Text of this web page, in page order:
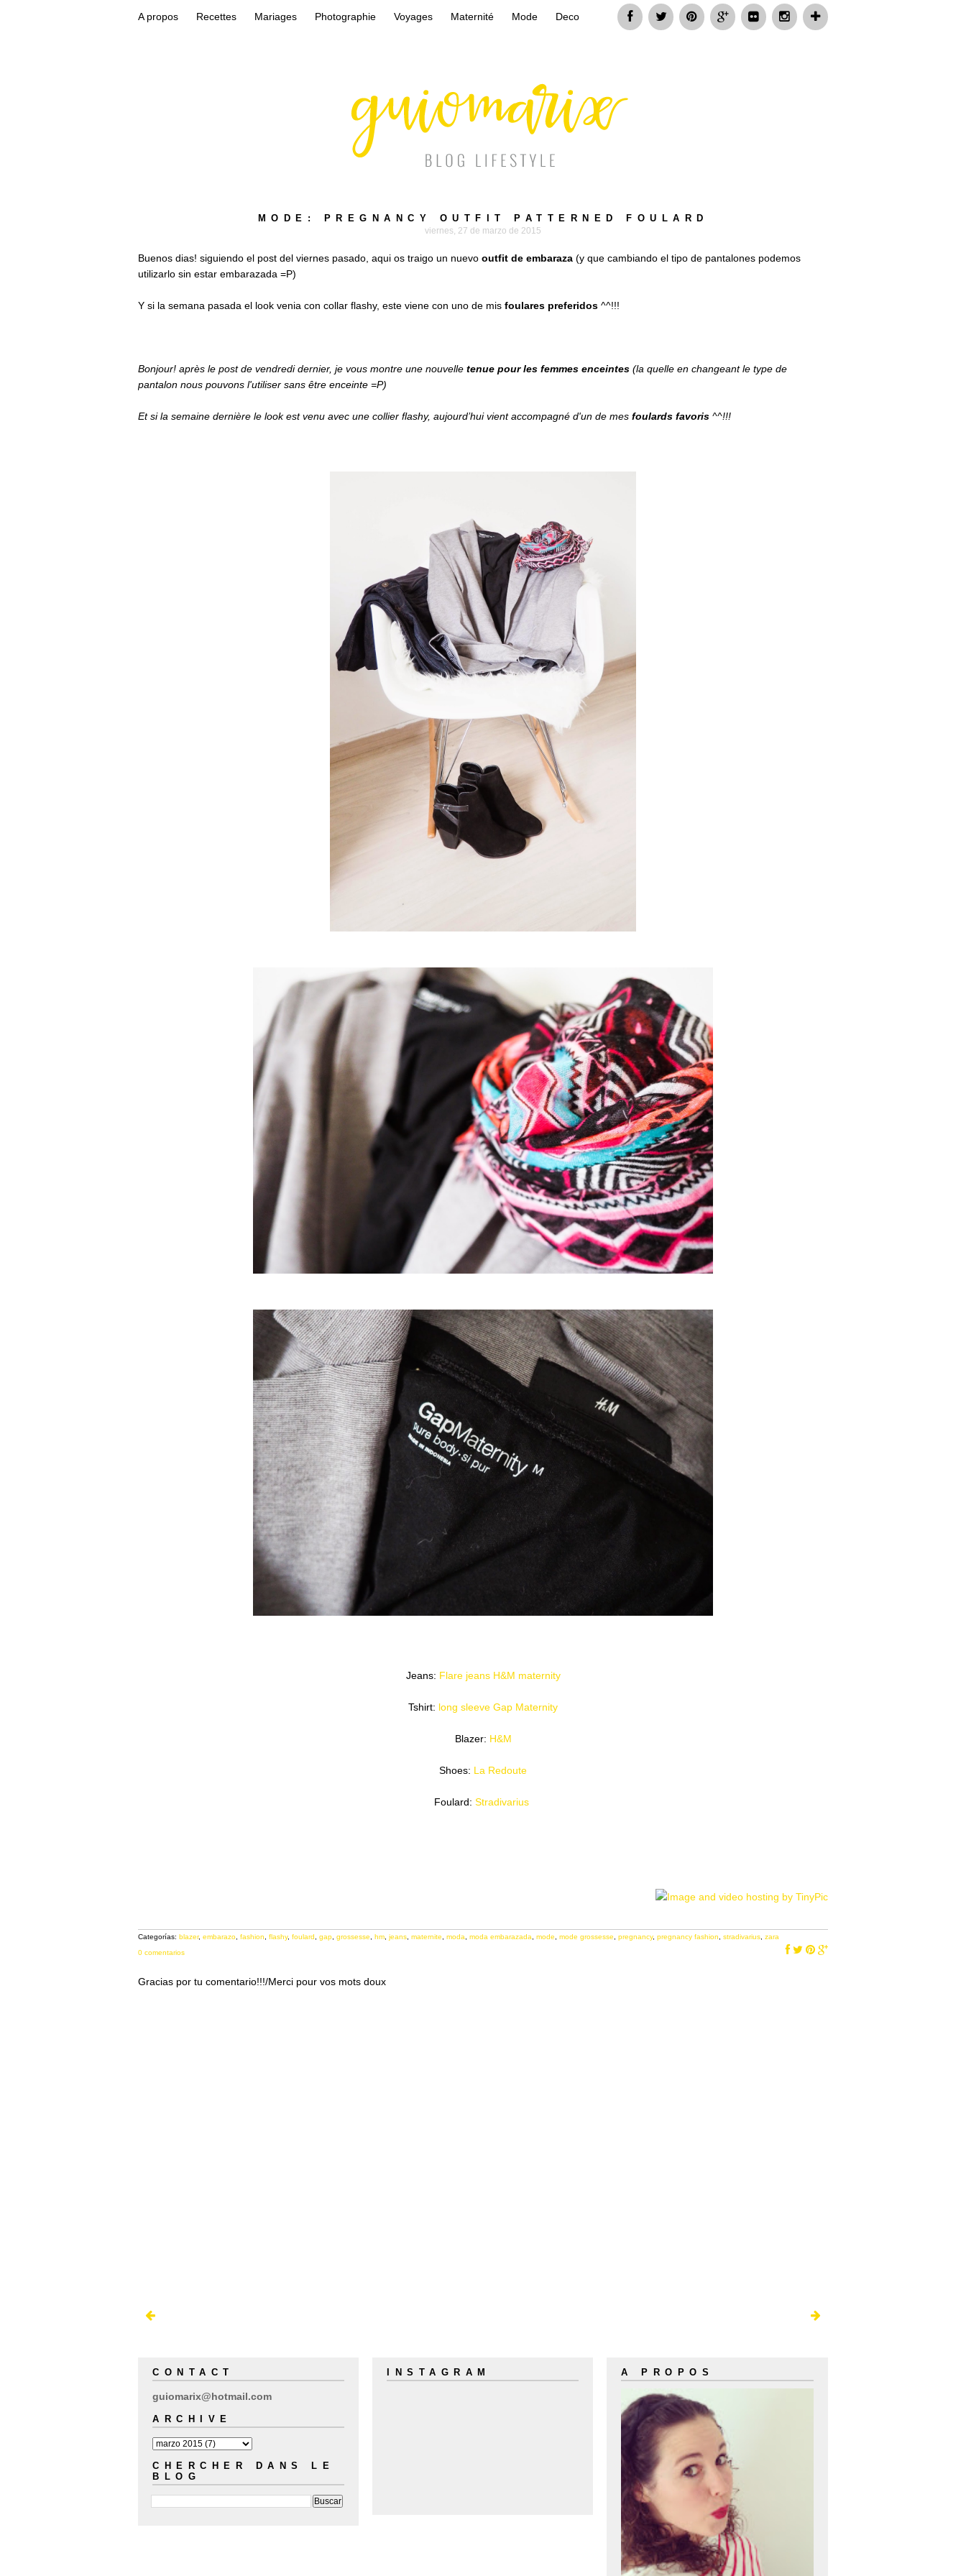
A propos Recettes Mariages Photographie Voyages Maternité Mode Deco
MODE: PREGNANCY OUTFIT PATTERNED FOULARD
viernes, 27 de marzo de 2015
Buenos dias! siguiendo el post del viernes pasado, aqui os traigo un nuevo outfit de embaraza (y que cambiando el tipo de pantalones podemos
utilizarlo sin estar embarazada =P)
Y si la semana pasada el look venia con collar flashy, este viene con uno de mis foulares preferidos ^^!!!
Bonjour! après le post de vendredi dernier, je vous montre une nouvelle tenue pour les femmes enceintes (la quelle en changeant le type de
pantalon nous pouvons l'utiliser sans être enceinte =P)
Et si la semaine dernière le look est venu avec une collier flashy, aujourd’hui vient accompagné d'un de mes foulards favoris ^^!!!
Jeans: Flare jeans H&M maternity
Tshirt: long sleeve Gap Maternity
Blazer: H&M
Shoes: La Redoute
Foulard: Stradivarius
Categorías: blazer, embarazo fashion flashy, foulard gap grossesse hm jeans maternite moda moda embarazada mode mode grossesse pregnancy, pregnancy fashion stradivarius zara
0 comentarios
Gracias por tu comentario!!!/Merci pour vos mots doux
CONTACT
guiomarix@hotmail.com
ARCHIVE
CHERCHER DANS LE
BLOG
INSTAGRAM A PROPOS